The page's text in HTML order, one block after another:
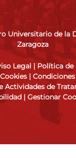
Universitario de la
Zaragoza
Legal | Política de
|
Actividades de
| Gestionar